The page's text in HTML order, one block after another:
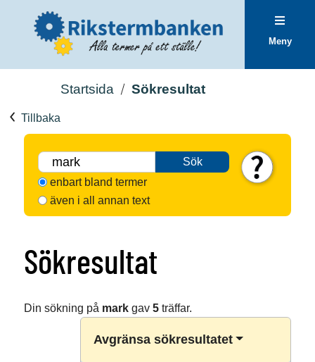
Meny
Startsida Sökresultat
Tillbaka
Sök
enbart bland termer
även i all annan text
Sökresultat
Din sökning på markgav 5träffar.
Avgränsa sökresultatet